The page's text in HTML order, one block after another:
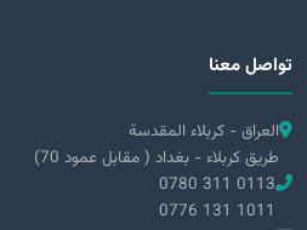
تواصل معنا
العراق - كربلاء المقدسة
طريق كربلاء - بغداد ( مقابل عمود 70)
0780 311 0113
0776 131 1011